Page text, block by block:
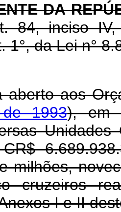
DA
84, inciso
1°, da Lei n°
aberto aos
1993), em
Unidades
milhões,
cruzeiros
I e II